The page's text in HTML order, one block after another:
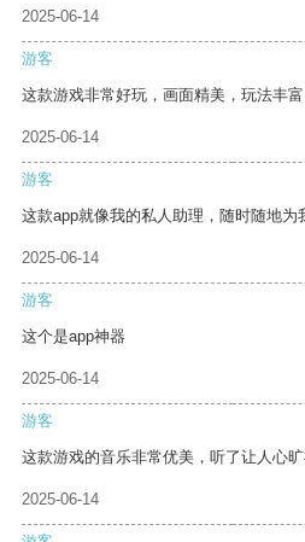
2025-06-14
游客
这款游戏非常好玩，画面精美，玩法丰富
2025-06-14
游客
这款app就像我的私人助理，随时随地为
2025-06-14
游客
这个是app神器
2025-06-14
游客
这款游戏的音乐非常优美，听了让人心旷
2025-06-14